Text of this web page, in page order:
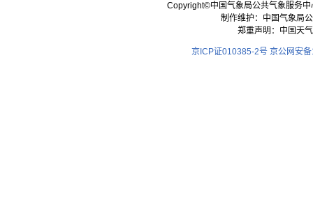
Copyright©中国气象局公共气象服务
制作维护：中国气象局
郑重声明：中国天
京ICP证010385-2号 京公网安